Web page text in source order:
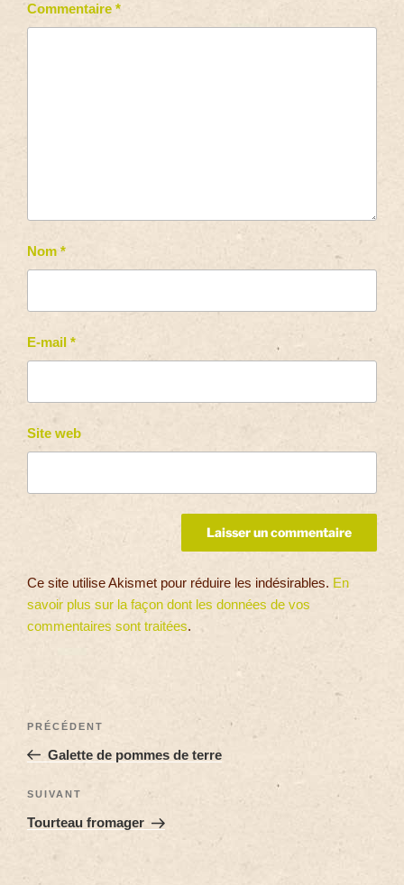
Commentaire *
Nom *
E-mail *
Site web
Ce site utilise Akismet pour réduire les indésirables. En
savoir plus sur la façon dont les données de vos
commentaires sont traitées.
PRÉCÉDENT
Galette de pommes de terre
SUIVANT
Tourteau fromager